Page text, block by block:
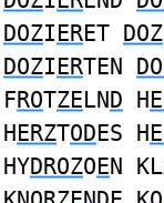
DOZIERET DOZ
DOZIERTEN
FROTZELND H
HERZTODES H
HYDROZOEN